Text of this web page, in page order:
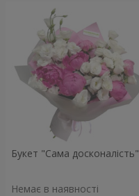
Букет "Сама досконалість"
Немає в наявності